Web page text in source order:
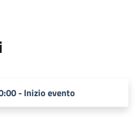
- Inizio evento